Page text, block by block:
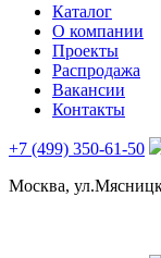
Каталог
О компании
Проекты
Распродажа
Вакансии
Контакты
+7 (499) 350-61-50
Москва,